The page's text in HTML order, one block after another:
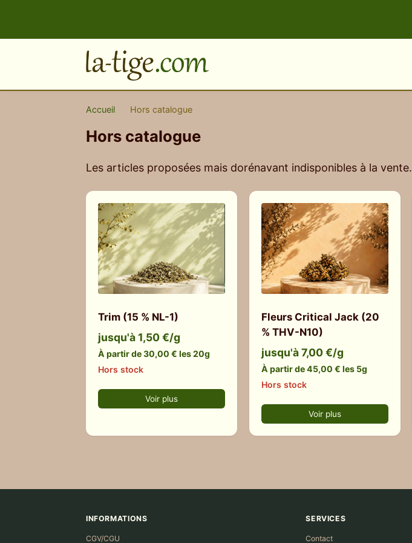
Accueil Hors catalogue
Hors catalogue
Les articles proposées mais dorénavant indisponibles à la vente.
Trim (15 % NL-1)
jusqu'à 1,50 €/g
À partir de 30,00 € les 20g
Hors stock
Voir plus
Fleurs Critical Jack (20
% THV-N10)
jusqu'à 7,00 €/g
À partir de 45,00 € les 5g
Hors stock
Voir plus
INFORMATIONS
CGV/CGU
SERVICES
Contact